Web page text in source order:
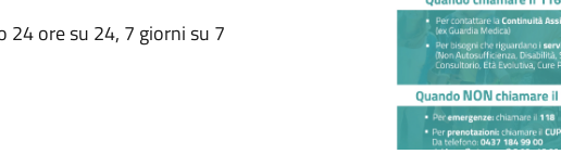
ore su 24, 7 giorni su 7